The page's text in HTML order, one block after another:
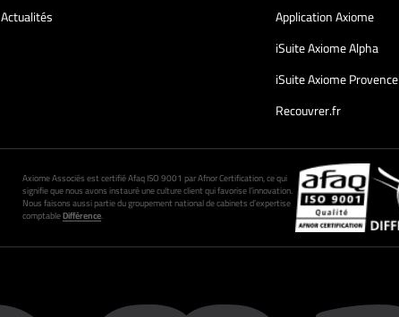
Actualités
Application Axiome
iSuite Axiome Alpha
iSuite Axiome Provence
Recouvrer.fr
Axiome Associés est certifié Afaq ISO 9001 par Afnor Certification, ce qui
signifie que nous avons instauré une culture client qui favorise l’innovation.
Nous faisons aussi partie du groupement national de cabinets d’expertise
comptableDifférence.